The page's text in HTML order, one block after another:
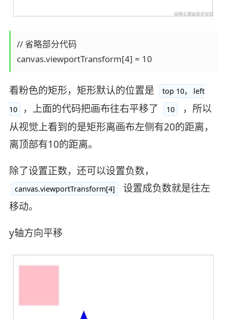
// 省略部分代码
看粉色的矩形，矩形默认的位置是
top 10， left
10
，上面的代码把画布往右平移了 10
，所以
从视觉上看到的是矩形离画布左侧有20的距离，
离顶部有10的距离。
除了设置正数，还可以设置负数，
canvas.viewportTransform[4]
设置成负数就是往左
移动。
y轴方向平移